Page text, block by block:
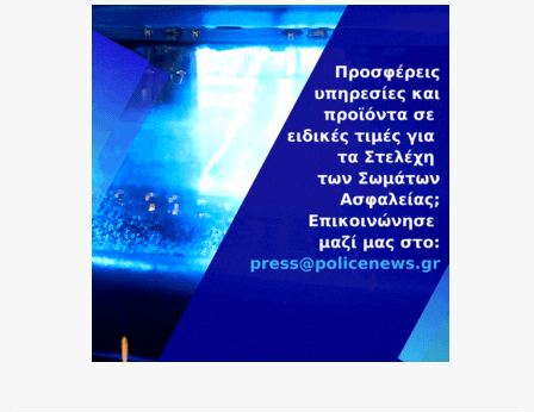
ΑΣΤΥΝΟΜΙΚΟ ΡΕΠΟΡΤΑΖ
Η ΦΩΝΗ ΣΟΥ
ΟΠΛΑ/ΕΞΟΠΛΙΣΜΟΣ